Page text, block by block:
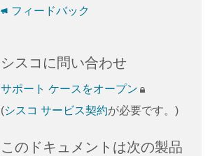
フィードバック
シスコに問い合わせ
サポート ケースをオープン
(シスコ サービス契約が必要です。)
このドキュメントは次の製品